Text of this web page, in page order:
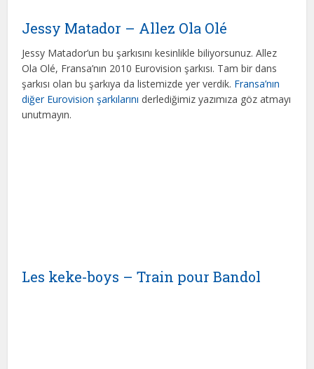
Jessy Matador – Allez Ola Olé
Jessy Matador’un bu şarkısını kesinlikle biliyorsunuz. Allez
Ola Olé, Fransa’nın 2010 Eurovision şarkısı. Tam bir dans
şarkısı olan bu şarkıya da listemizde yer verdik. Fransa’nın
diğer Eurovision şarkılarını derlediğimiz yazımıza göz atmayı
unutmayın.
Les keke-boys – Train pour Bandol